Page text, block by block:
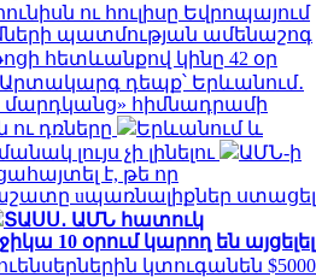
ու հուլիսը Եվրոպայում
պատմության ամենաշոգ
հետևանքով կինը 42 օր
Արտակարգ դեպք՝ Երևանում․
մարդկանց» հիմնադրամի
դռները
Երևանում և
լույս չի լինելու
ԱՄՆ-ի
է, թե որ
uպառնալիքներ ստացել
ՏԱՍՍ․ ԱՄՆ հատուկ
10 օրում կարող են այցելել
կտուգանեն $5000